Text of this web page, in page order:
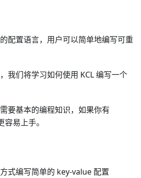
配置语言，用户可以简单地编写可重
我们将学习如何使用 KCL 编写一个
要基本的编程知识，如果你有
易上手。
式编写简单的 key-value 配置